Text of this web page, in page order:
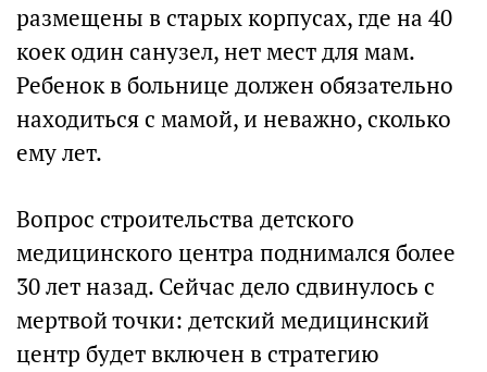
размещены в старых корпусах, где на 40
коек один санузел, нет мест для мам.
Ребенок в больнице должен обязательно
находиться с мамой, и неважно, сколько
ему лет.
Вопрос строительства детского
медицинского центра поднимался более
30 лет назад. Сейчас дело сдвинулось с
мертвой точки: детский медицинский
центр будет включен в стратегию